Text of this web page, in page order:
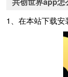
1、在本站下载